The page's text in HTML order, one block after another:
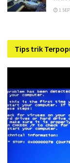
1
Tips trik